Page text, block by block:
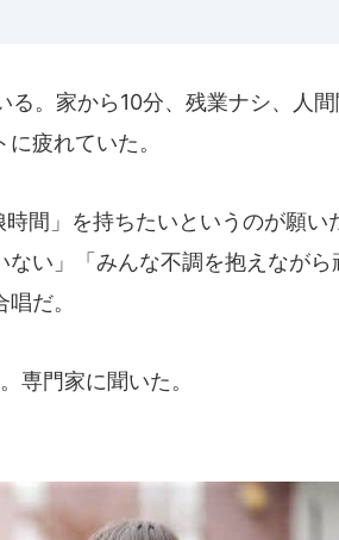
。家から10分、残業ナシ、人
疲れていた。
間」を持ちたいというのが願い
い」「みんな不調を抱えながら
だ。
専門家に聞いた。